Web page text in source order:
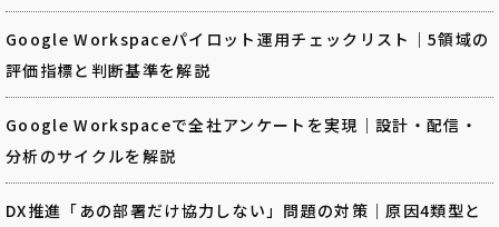
Google Workspaceパイロット運用チェックリスト｜5領域の
評価指標と判断基準を解説
Google Workspaceで全社アンケートを実現｜設計・配信・
分析のサイクルを解説
DX推進「あの部署だけ協力しない」問題の対策｜原因4類型と